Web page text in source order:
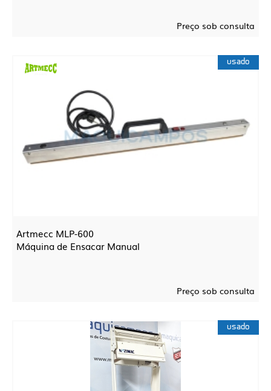
Preço sob consulta
usado
Artmecc MLP-600
Máquina de Ensacar Manual
Preço sob consulta
usado